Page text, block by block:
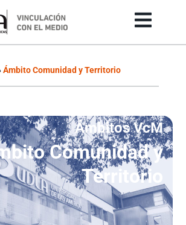
Ámbito Comunidad y Territorio
Ámbitos VcM
Comunidad y
Territorio